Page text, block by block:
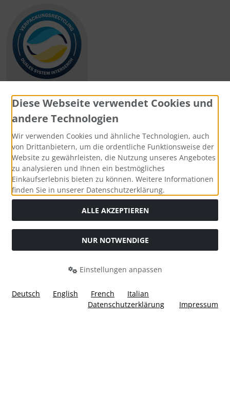
Zahlungsmethoden
Social Media
Widerrufsformular
Diese Webseite verwendet Cookies und
andere Technologien
Wir verwenden Cookies und ähnliche Technologien, auch
von Drittanbietern, um die ordentliche Funktionsweise der
Website zu gewährleisten, die Nutzung unseres Angebotes
zu analysieren und Ihnen ein bestmögliches
Einkaufserlebnis bieten zu können. Weitere Informationen
finden Sie in unserer Datenschutzerklärung.
ALLE AKZEPTIEREN
NUR NOTWENDIGE
Einstellungen anpassen
Deutsch English French
Italian
Datenschutzerklärung
Impressum